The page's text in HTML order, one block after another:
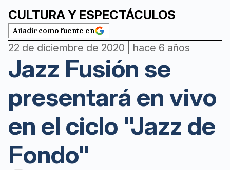
CULTURA Y ESPECTÁCULOS
Añadir como fuente en
22 de diciembre de 2020 | hace 6 años
Jazz Fusión se
presentará en vivo
en el ciclo "Jazz de
Fondo"